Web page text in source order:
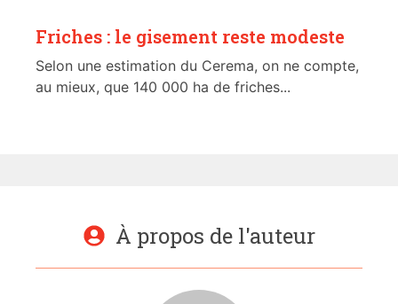
Friches : le gisement reste modeste
Selon une estimation du Cerema, on ne compte,
au mieux, que 140 000 ha de friches...
À propos de l'auteur